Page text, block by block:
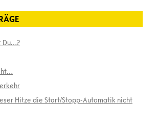
Du…?
Hitze die Start/Stopp-Automatik nicht